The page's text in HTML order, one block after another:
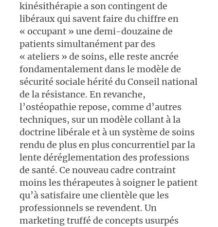
kinésithérapie a son contingent de
libéraux qui savent faire du chiffre en
« occupant » une demi-douzaine de
patients simultanément par des
« ateliers » de soins, elle reste ancrée
fondamentalement dans le modèle de
sécurité sociale hérité du Conseil national
de la résistance. En revanche,
l’ostéopathie repose, comme d’autres
techniques, sur un modèle collant à la
doctrine libérale et à un système de soins
rendu de plus en plus concurrentiel par la
lente déréglementation des professions
de santé. Ce nouveau cadre contraint
moins les thérapeutes à soigner le patient
qu’à satisfaire une clientèle que les
professionnels se revendent. Un
marketing truffé de concepts usurpés